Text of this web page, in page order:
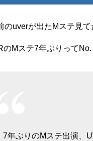
のuverが出たMステ見
のMステ7年ぶりって
7年ぶりのMステ出演、